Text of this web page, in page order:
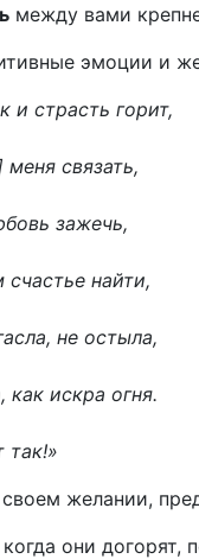
между вами
эмоции и
и страсть горит,
связать,
зажечь,
найти,
не остыла,
как искра огня.
так!»
желании,
они догорят,